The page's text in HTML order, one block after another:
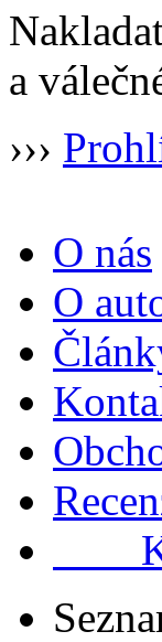
a
›››
O nás
O